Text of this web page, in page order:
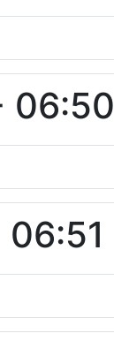
06:50